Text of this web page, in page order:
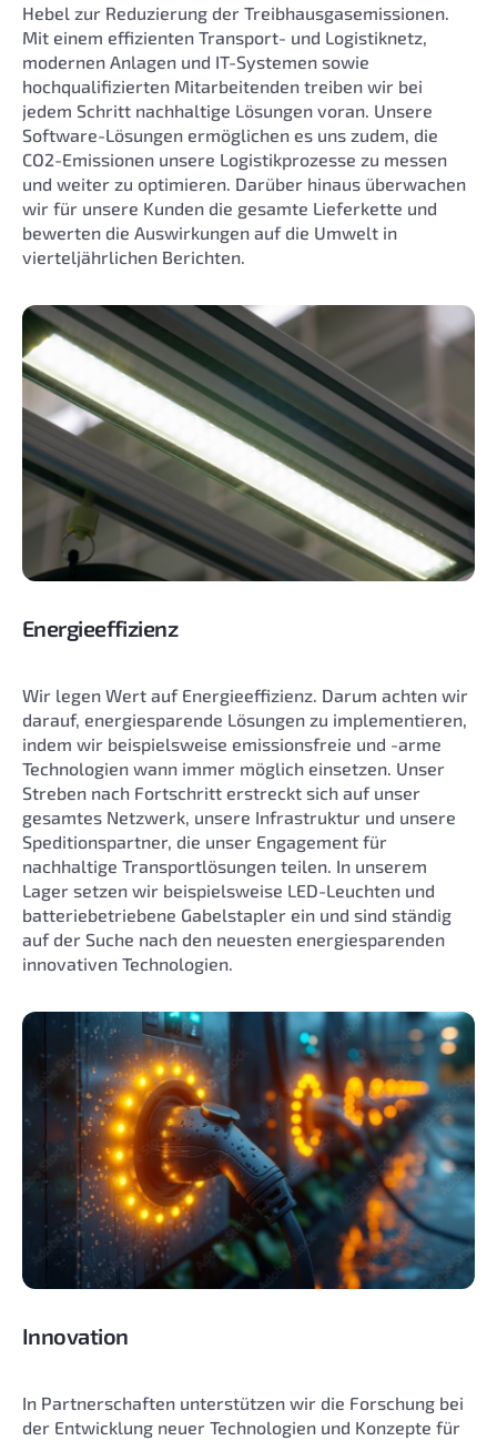
Hebel zur Reduzierung der Treibhausgasemissionen.
Mit einem effizienten Transport- und Logistiknetz,
modernen Anlagen und IT-Systemen sowie
hochqualifizierten Mitarbeitenden treiben wir bei
jedem Schritt nachhaltige Lösungen voran. Unsere
Software-Lösungen ermöglichen es uns zudem, die
CO2-Emissionen unsere Logistikprozesse zu messen
und weiter zu optimieren. Darüber hinaus überwachen
wir für unsere Kunden die gesamte Lieferkette und
bewerten die Auswirkungen auf die Umwelt in
vierteljährlichen Berichten.
Energieeffizienz
Wir legen Wert auf Energieeffizienz. Darum achten wir
darauf, energiesparende Lösungen zu implementieren,
indem wir beispielsweise emissionsfreie und -arme
Technologien wann immer möglich einsetzen. Unser
Streben nach Fortschritt erstreckt sich auf unser
gesamtes Netzwerk, unsere Infrastruktur und unsere
Speditionspartner, die unser Engagement für
nachhaltige Transportlösungen teilen. In unserem
Lager setzen wir beispielsweise LED-Leuchten und
batteriebetriebene Gabelstapler ein und sind ständig
auf der Suche nach den neuesten energiesparenden
innovativen Technologien.
Innovation
In Partnerschaften unterstützen wir die Forschung bei
der Entwicklung neuer Technologien und Konzepte für